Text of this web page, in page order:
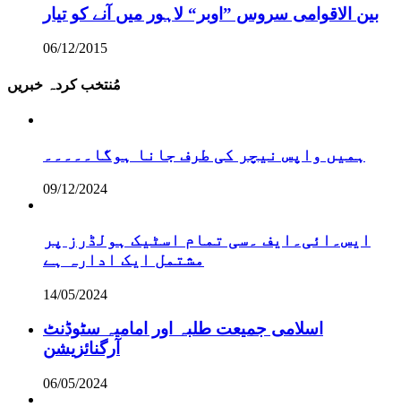
بین الاقوامی سروس ”اوبر“ لاہور میں آنے کو تیار
06/12/2015
مُنتخب کردہ خبریں
ہمیں واپس نیچر کی طرف جانا ہوگا۔۔۔۔۔
09/12/2024
ایس۔ائی۔ایف ۔سی تمام اسٹیک ہولڈرز پر
مشتمل ایک ادارہ ہے
14/05/2024
اسلامی جمیعت طلبہ اور امامیہ سٹوڈنٹ
آرگنائزیشن
06/05/2024